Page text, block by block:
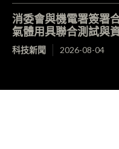
消委會與機電署簽署
氣體用具聯合測試與
科技新聞 2026-08-04